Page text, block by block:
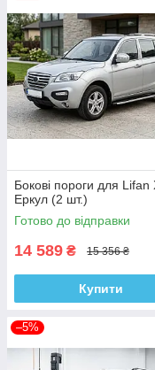
Бокові пороги для Lifan
Еркул (2 шт.)
Готово до відправки
14 589 ₴ 15 356 ₴
Купити
–5%